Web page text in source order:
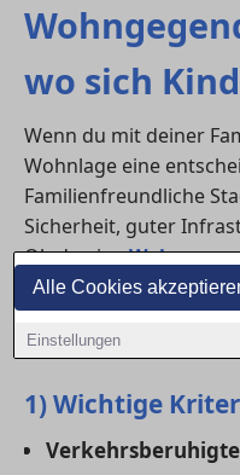
Alle Cookies
Einstellungen
wo sich
Wenn du mit deiner
Wohnlage eine
Familienfreundliche
Sicherheit, guter
Ob du eineWohnung
möchtest –
bewegen können und
hast.
1) Wichtige